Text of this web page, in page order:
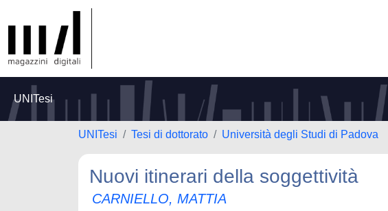
UNITesi
UNITesi Tesi di dottorato Università degli Studi di Padova
Nuovi itinerari della soggettività
CARNIELLO, MATTIA